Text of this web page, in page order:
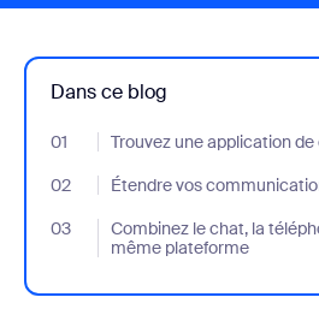
Dans ce blog
01 Trouvez une application
- Jumplink to Trouvez une
02
Étendre vos
- Jumplink to Étendre vos
03
Combinez le chat, la
même plateforme
- Jumplink to Combinez le chat, la